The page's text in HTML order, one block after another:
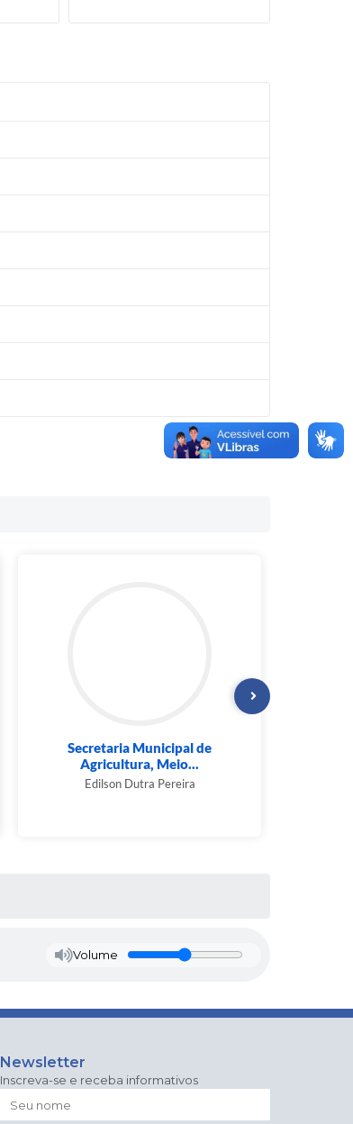
Secretaria Municipal de
Agricultura, Meio...
Edilson Dutra Pereira
Volume
Newsletter
Inscreva-se e receba informativos